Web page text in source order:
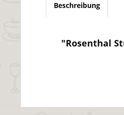
Beschreibung
"Rosenthal